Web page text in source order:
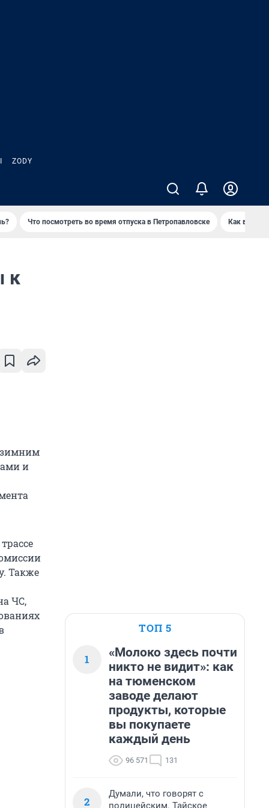
ZODY
Что посмотреть во время отпуска в Петропавловске Как
к
зимним
и
Также
ЧС,
ТОП 5
1
«Молоко здесь почти
никто не видит»: как
на тюменском
заводе делают
продукты, которые
вы покупаете
каждый день
96 571 131
2
Думали, что говорят с
полицейским. Тайское